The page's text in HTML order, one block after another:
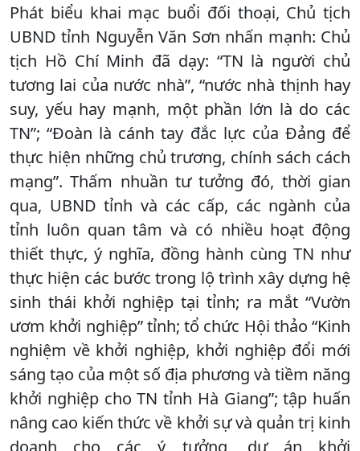
Phát biểu khai mạc buổi đối thoại, Chủ tịch
UBND tỉnh Nguyễn Văn Sơn nhấn mạnh: Chủ
tịch Hồ Chí Minh đã dạy: “TN là người chủ
tương lai của nước nhà”, “nước nhà thịnh hay
suy, yếu hay mạnh, một phần lớn là do các
TN”; “Đoàn là cánh tay đắc lực của Đảng để
thực hiện những chủ trương, chính sách cách
mạng”. Thấm nhuần tư tưởng đó, thời gian
qua, UBND tỉnh và các cấp, các ngành của
tỉnh luôn quan tâm và có nhiều hoạt động
thiết thực, ý nghĩa, đồng hành cùng TN như
thực hiện các bước trong lộ trình xây dựng hệ
sinh thái khởi nghiệp tại tỉnh; ra mắt “Vườn
ươm khởi nghiệp” tỉnh; tổ chức Hội thảo “Kinh
nghiệm về khởi nghiệp, khởi nghiệp đổi mới
sáng tạo của một số địa phương và tiềm năng
khởi nghiệp cho TN tỉnh Hà Giang”; tập huấn
nâng cao kiến thức về khởi sự và quản trị kinh
doanh cho các ý tưởng, dự án khởi